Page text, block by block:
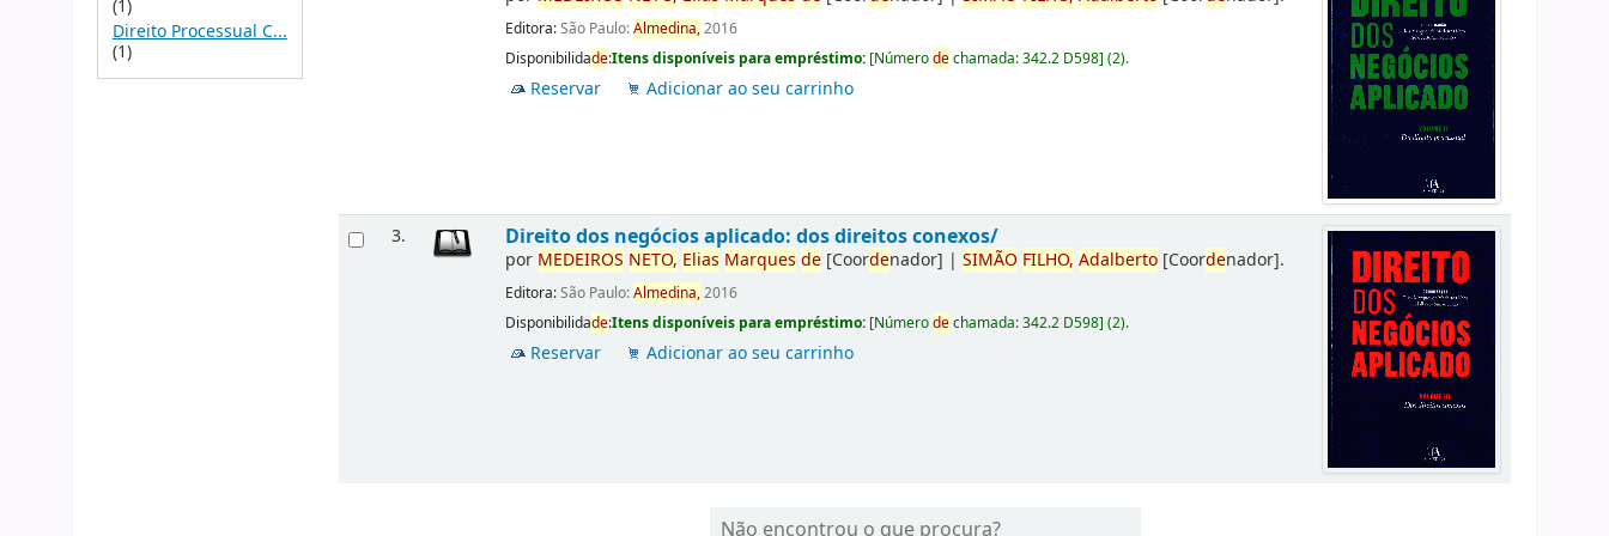
(1)
Direito Processual C...
(1)
Editora:São Paulo:Almedina,2016
Disponibilidade:Itens disponíveis para empréstimo: [Númerodechamada:342.2 D598](2).
Reservar Adicionar ao seu carrinho
3. Direito dos negócios aplicado: dos direitos conexos/
por MEDEIROS NETO, Elias Marques de [Coordenador] |SIMÃO FILHO, Adalberto [Coordenador].
Editora:São Paulo:Almedina,2016
Disponibilidade:Itens disponíveis para empréstimo: [Númerodechamada:342.2 D598](2).
Reservar Adicionar ao seu carrinho